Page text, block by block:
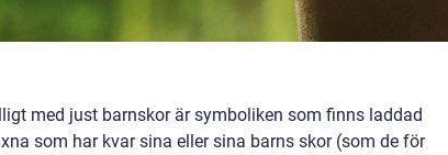
med just barnskor är symboliken som finns laddad
som har kvar sina eller sina barns skor (som de för